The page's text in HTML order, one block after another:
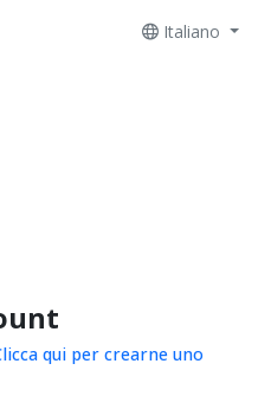
Italiano
qui per crearne uno